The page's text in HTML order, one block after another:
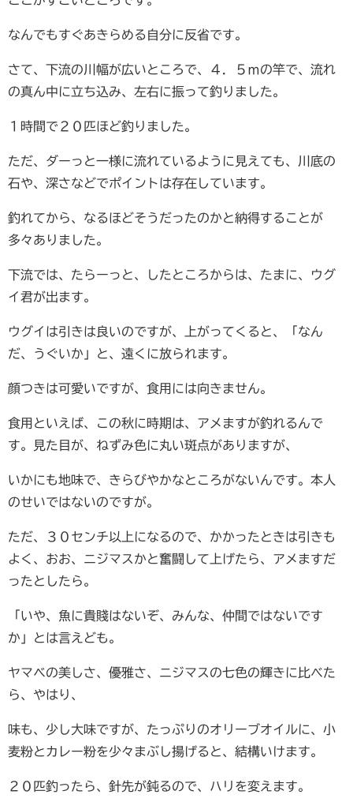
なんでもすぐあきらめる自分に反省です。
さて、下流の川幅が広いところで、４．５ｍの竿で、流れ
の真ん中に立ち込み、左右に振って釣りました。
１時間で２０匹ほど釣りました。
ただ、ダーっと一様に流れているように見えても、川底の
石や、深さなどでポイントは存在しています。
釣れてから、なるほどそうだったのかと納得することが
多々ありました。
下流では、たらーっと、したところからは、たまに、ウグ
イ君が出ます。
ウグイは引きは良いのですが、上がってくると、「なん
だ、うぐいか」と、遠くに放られます。
顔つきは可愛いですが、食用には向きません。
食用といえば、この秋に時期は、アメますが釣れるんで
す。見た目が、ねずみ色に丸い斑点がありますが、
いかにも地味で、きらびやかなところがないんです。本人
のせいではないのですが。
ただ、３０センチ以上になるので、かかったときは引きも
よく、おお、ニジマスかと奮闘して上げたら、アメますだ
ったとしたら。
「いや、魚に貴賤はないぞ、みんな、仲間ではないです
か」とは言えども。
ヤマベの美しさ、優雅さ、ニジマスの七色の輝きに比べた
ら、やはり、
味も、少し大味ですが、たっぷりのオリーブオイルに、小
麦粉とカレー粉を少々まぶし揚げると、結構いけます。
２０匹釣ったら、針先が鈍るので、ハリを変えます。